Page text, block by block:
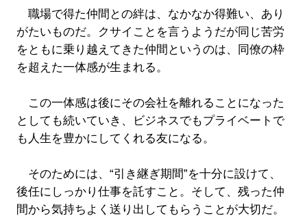
職場で得た仲間との絆は、なかなか得難い、あり
がたいものだ。クサイことを言うようだが同じ苦労
をともに乗り越えてきた仲間というのは、同僚の枠
を超えた一体感が生まれる。
この一体感は後にその会社を離れることになった
としても続いていき、ビジネスでもプライベートで
も人生を豊かにしてくれる友になる。
そのためには、“引き継ぎ期間”を十分に設けて、
後任にしっかり仕事を託すこと。そして、残った仲
間から気持ちよく送り出してもらうことが大切だ。